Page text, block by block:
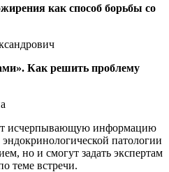
как способ борьбы со
Как решить проблему
исчерпывающую информацию
патологии
но и смогут задать экспертам
теме встречи.